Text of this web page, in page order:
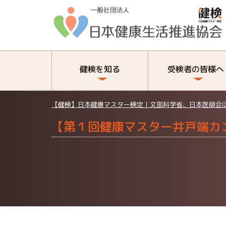
健検を知る 受検者の皆様へ
【健検】日本健康マスター検定｜文部科学省、日本医師会
【第１回健康マスター井戸端